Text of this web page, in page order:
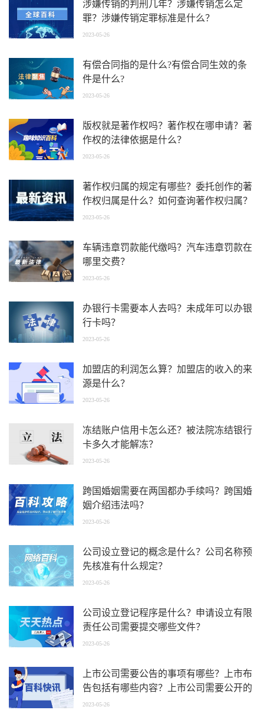
涉嫌传销的判刑几年？涉嫌传销怎么定
罪？涉嫌传销定罪标准是什么？
2023-05-26
有偿合同指的是什么?有偿合同生效的条
件是什么?
2023-05-26
版权就是著作权吗？著作权在哪申请？著
作权的法律依据是什么？
2023-05-26
著作权归属的规定有哪些？委托创作的著
作权归属是什么？如何查询著作权归属？
2023-05-26
车辆违章罚款能代缴吗？汽车违章罚款在
哪里交费？
2023-05-26
办银行卡需要本人去吗？未成年可以办银
行卡吗？
2023-05-26
加盟店的利润怎么算？加盟店的收入的来
源是什么？
2023-05-26
冻结账户信用卡怎么还？被法院冻结银行
卡多久才能解冻？
2023-05-26
跨国婚姻需要在两国都办手续吗？跨国婚
姻介绍违法吗？
2023-05-26
公司设立登记的概念是什么？公司名称预
先核准有什么规定？
2023-05-26
公司设立登记程序是什么？申请设立有限
责任公司需要提交哪些文件？
2023-05-26
上市公司需要公告的事项有哪些？上市布
告包括有哪些内容？上市公司需要公开的
信息有哪些？
2023-05-26